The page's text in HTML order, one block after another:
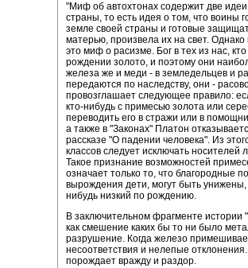
"Миф об автохтонах содержит две
страны, то есть идея о том, что воины
земле своей страны и готовые
матерью, произвела их на свет.
это миф о расизме. Бог в тех из нас,
рождении золото, и поэтому они
железа же и меди - в земледельцев и
передаются по наследству, они -
провозглашает следующее правило:
кто-нибудь с примесью золота или
переводить его в стражи или в
а также в "Законах" Платон
рассказе "О падении человека". Из
классов следует исключать
Такое признание возможностей
означает только то, что благородные
вырождения дети, могут быть
нибудь низкий по рождению.
В заключительном фрагменте
как смешение каких бы то ни было
разрушение. Когда железо
несоответствия и нелепые
порождает вражду и раздор.